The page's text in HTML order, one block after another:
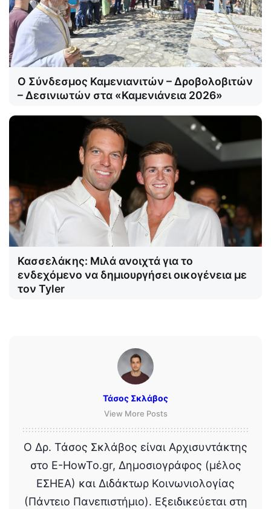
Ο Σύνδεσμος Καμενιανιτών – Δροβολοβιτών
– Δεσινιωτών στα «Καμενιάνεια 2026»
Κασσελάκης: Μιλά ανοιχτά για το
ενδεχόμενο να δημιουργήσει οικογένεια με
τον Tyler
Τάσος Σκλάβος
View More Posts
Ο Δρ. Τάσος Σκλάβος είναι Αρχισυντάκτης
στο E-HowTo.gr, Δημοσιογράφος (μέλος
ΕΣΗΕΑ) και Διδάκτωρ Κοινωνιολογίας
(Πάντειο Πανεπιστήμιο). Εξειδικεύεται στη